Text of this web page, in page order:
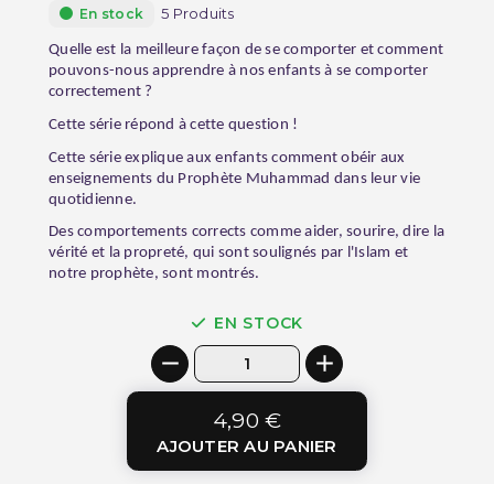
En stock 5 Produits
Quelle est la meilleure façon de se comporter et comment
pouvons-nous apprendre à nos enfants à se comporter
correctement ?
Cette série répond à cette question !
Cette série explique aux enfants comment obéir aux
enseignements du Prophète Muhammad dans leur vie
quotidienne.
Des comportements corrects comme aider, sourire, dire la
vérité et la propreté, qui sont soulignés par l'Islam et
notre prophète, sont montrés.
EN STOCK
4,90 €
AJOUTER AU PANIER